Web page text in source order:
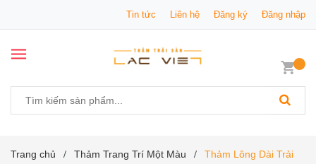
Tin tức Liên hệ Đăng ký Đăng nhập
Trang chủ / Thảm Trang Trí Một Màu /
Thảm Lông Dài Trải